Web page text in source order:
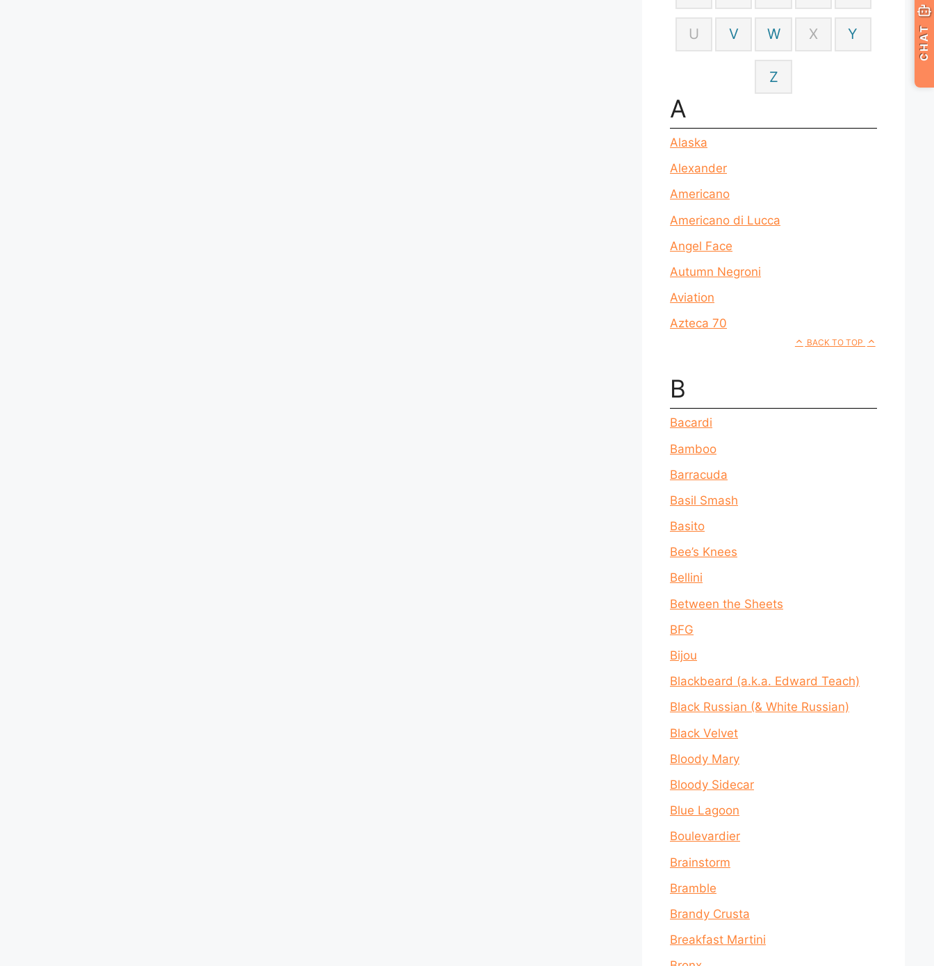
U V W X Y
Z
A
Alaska
Alexander
Americano
Americano di Lucca
Angel Face
Autumn Negroni
Aviation
Azteca 70
BACK TO TOP
B
Bacardi
Bamboo
Barracuda
Basil Smash
Basito
Bee’s Knees
Bellini
Between the Sheets
BFG
Bijou
Blackbeard (a.k.a. Edward Teach)
Black Russian (& White Russian)
Black Velvet
Bloody Mary
Bloody Sidecar
Blue Lagoon
Boulevardier
Brainstorm
Bramble
Brandy Crusta
Breakfast Martini
CHAT